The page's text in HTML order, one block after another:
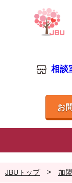
相談
お
JBUトップ > 加